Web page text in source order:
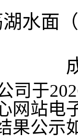
水面（
司于202
网站电
果公示